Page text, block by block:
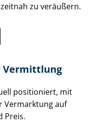
zu veräußern.
Vermittlung
positioniert, mit
Vermarktung auf
Preis.